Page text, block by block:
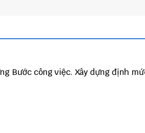
Bước công việc. Xây dựng định